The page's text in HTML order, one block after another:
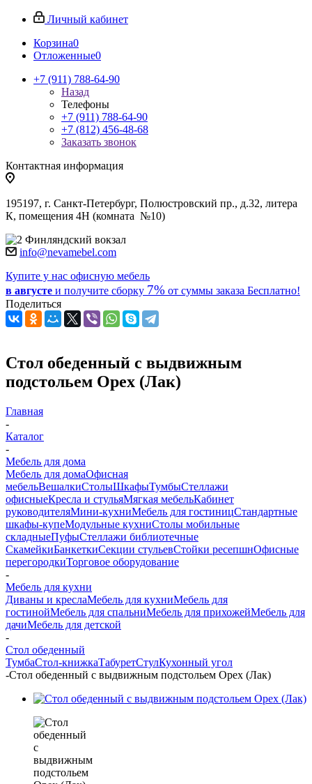
Личный кабинет
Корзина0
Отложенные0
+7 (911) 788-64-90
Назад
Телефоны
+7 (911) 788-64-90
+7 (812) 456-48-68
Заказать звонок
Контактная информация
195197, г. Санкт-Петербург, Полюстровский пр., д.32, литера
К, помещения 4Н (комната №10)
Финляндский вокзал
info@nevamebel.com
Купите у нас офисную мебель
в августе и получите сборку 7% от суммы заказа Бесплатно!
Поделиться
Стол обеденный с выдвижным
подстольем Орех (Лак)
Главная
-
Каталог
-
Мебель для дома
Мебель для домаОфисная
мебельВешалкиСтолыШкафыТумбыСтеллажи
офисныеКресла и стульяМягкая мебельКабинет
руководителяМини-кухниМебель для гостиницСтандартные
шкафы-купеМодульные кухниСтолы мобильные
складныеПуфыСтеллажи библиотечные
СкамейкиБанкеткиСекции стульевСтойки ресепшнОфисные
перегородкиТорговое оборудование
-
Мебель для кухни
Диваны и креслаМебель для кухниМебель для
гостинойМебель для спальниМебель для прихожейМебель для
дачиМебель для детской
-
Стол обеденный
ТумбаСтол-книжкаТабуретСтулКухонный угол
-Стол обеденный с выдвижным подстольем Орех (Лак)